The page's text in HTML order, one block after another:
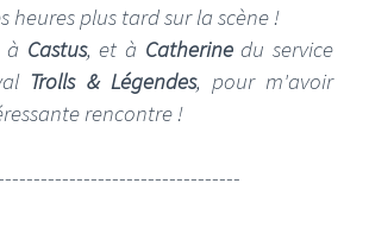
heures plus tard sur la scène !
à Castus, et à Catherinedu service
Trolls & Légendes, pour m'avoir
rencontre !